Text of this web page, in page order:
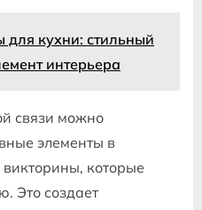
для кухни: стильный
интерьера
связи можно
элементы в
которые
Это создает